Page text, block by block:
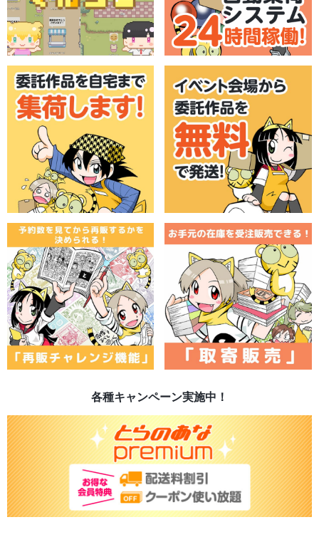
各種キャンペーン実施中！